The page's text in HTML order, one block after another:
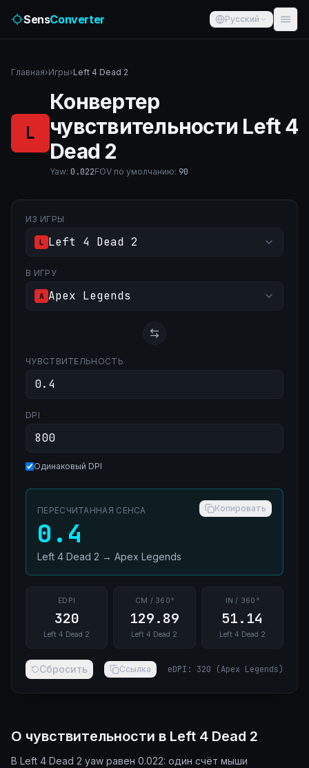
SensConverter Русский
Главная›Игры›Left 4 Dead 2
L
Конвертер
чувствительности Left 4
Dead 2
Yaw: 0.022FOV по умолчанию: 90
ИЗ ИГРЫ
L Left 4 Dead 2
В ИГРУ
A Apex Legends
ЧУВСТВИТЕЛЬНОСТЬ
DPI
Одинаковый DPI
ПЕРЕСЧИТАННАЯ СЕНСА Копировать
0.4
Left 4 Dead 2 → Apex Legends
EDPI
320
Left 4 Dead 2
CM / 360°
129.89
Left 4 Dead 2
IN / 360°
51.14
Left 4 Dead 2
Сбросить Ссылка eDPI : 320 (Apex Legends)
О чувствительности в Left 4 Dead 2
В Left 4 Dead 2 yaw равен 0.022: один счёт мыши